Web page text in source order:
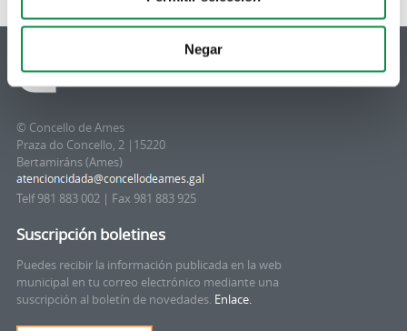
Negar
© Concello de Ames
Praza do Concello, 2 |15220
Bertamiráns (Ames)
Telf 981 883 002 | Fax 981 883 925
Suscripción boletines
Puedes recibir la información publicada en la web
municipal en tu correo electrónico mediante una
suscripción al boletín de novedades. Enlace.